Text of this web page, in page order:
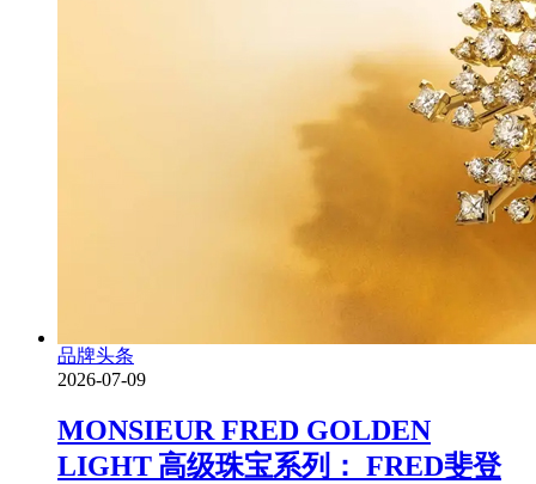
品牌头条
2026-07-09
MONSIEUR FRED GOLDEN
LIGHT 高级珠宝系列： FRED斐登